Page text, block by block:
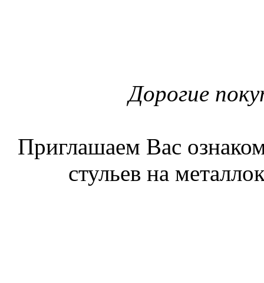
Дорогие
Приглашаем Вас
стульев на